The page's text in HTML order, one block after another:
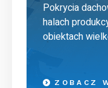
Pokrycia
halach
obiektach
ZOBACZ